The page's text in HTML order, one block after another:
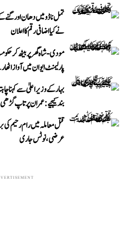
تمل ناڈو میں دھان اور
نے کیا اضافی رقم کا اعلان
مودی-شاہ گھر پر بیٹھ کر
پارلیمنٹ ایوان میں آواز
بہار کے وزیر اعلیٰ سے کہنا
بند کیجیے: عمران پرتاپ گڑھی
قتل معاملہ میں رام رحیم
عرضی، نوٹس جاری